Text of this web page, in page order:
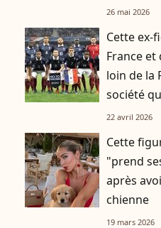
nouvelle
26 mai 2026
Cette ex-
France et
loin de la
société
le football
22 avril 2026
Cette
"prend
après
chienne
19 mars 2026